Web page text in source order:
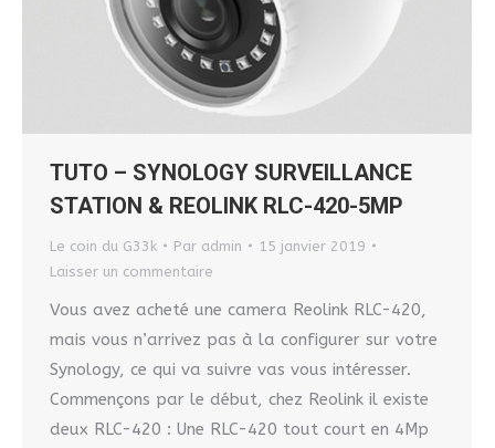
TUTO – SYNOLOGY SURVEILLANCE
STATION & REOLINK RLC-420-5MP
Le coin du G33k Par admin
15 janvier 2019
Laisser un commentaire
Vous avez acheté une camera Reolink RLC-420,
mais vous n’arrivez pas à la configurer sur votre
Synology, ce qui va suivre vas vous intéresser.
Commençons par le début, chez Reolink il existe
deux RLC-420 : Une RLC-420 tout court en 4Mp